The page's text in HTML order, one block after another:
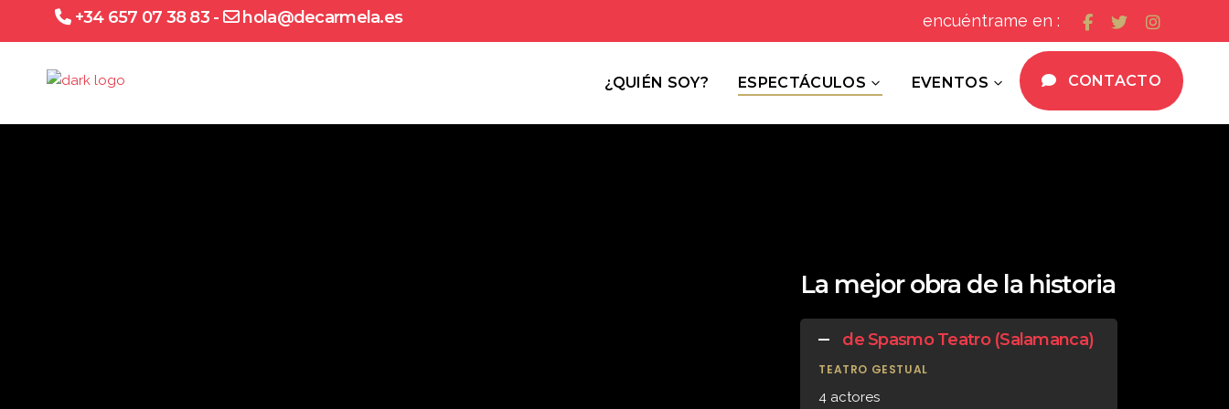
+34 657 07 38 83 - hola@decarmela.es encuéntrame en :
¿QUIÉN SOY? ESPECTÁCULOS EVENTOS CONTACTO
La mejor obra de la historia
de Spasmo Teatro (Salamanca)
TEATRO GESTUAL
4 actores